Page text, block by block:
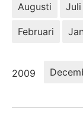
Augusti Juli
Februari
År:
2009